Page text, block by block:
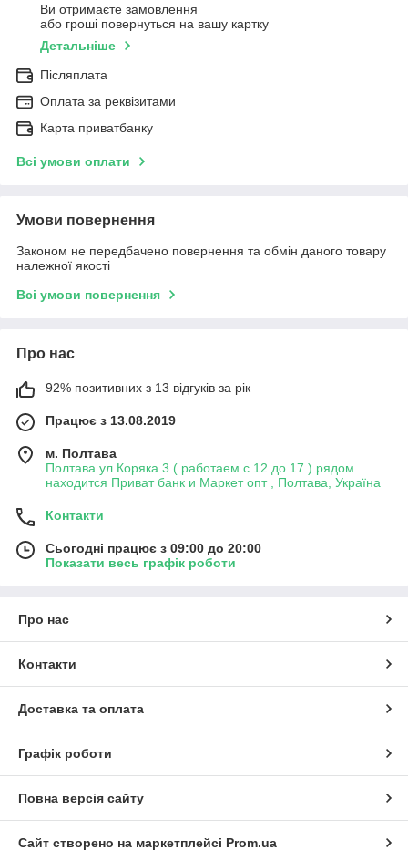
Ви отримаєте замовлення
або гроші повернуться на вашу картку
Детальніше
Післяплата
Оплата за реквізитами
Карта приватбанку
Всі умови оплати
Умови повернення
Законом не передбачено повернення та обмін даного товару
належної якості
Всі умови повернення
Про нас
92% позитивних з 13 відгуків за рік
Працює з 13.08.2019
м. Полтава
Полтава ул.Коряка 3 ( работаем с 12 до 17 ) рядом
находится Приват банк и Маркет опт , Полтава, Україна
Контакти
Сьогодні працює з 09:00 до 20:00
Показати весь графік роботи
Про нас
Контакти
Доставка та оплата
Графік роботи
Повна версія сайту
Сайт створено на маркетплейсі Prom.ua